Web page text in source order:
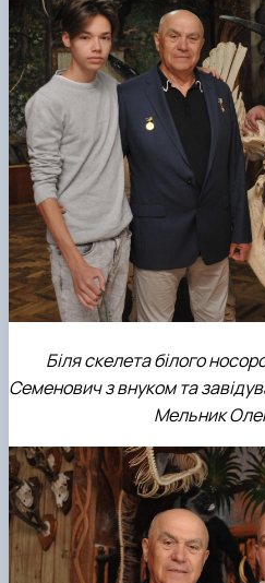
Біля скелета білого
Семенович з внуком та
Мельник